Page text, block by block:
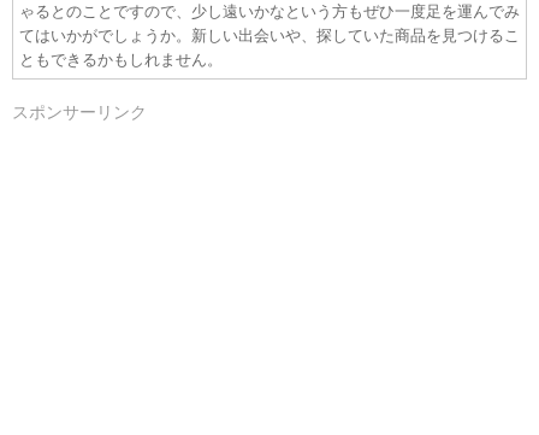
ゃるとのことですので、少し遠いかなという方もぜひ一度足を運んでみ
てはいかがでしょうか。新しい出会いや、探していた商品を見つけるこ
ともできるかもしれません。
スポンサーリンク